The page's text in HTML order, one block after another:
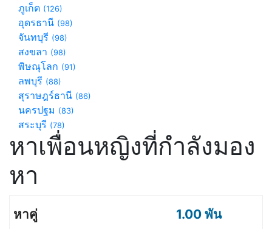
ภูเก็ต (126)
อุดรธานี (98)
จันทบุรี (98)
สงขลา (98)
พิษณุโลก (91)
ลพบุรี (88)
สุราษฎร์ธานี (86)
นครปฐม (83)
สระบุรี (78)
หาเพื่อนหญิงที่กำลังมอง
หา
1.00 พัน